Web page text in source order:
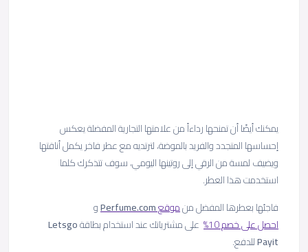
يمكنك أيضًا أن تمنحها رداءاً من علامتها التجارية المفضلة يعكس
إحساسها المتجدد والفريد بالموضة، لترتديه مع عطر فاخر يكمل أناقتها
ويضيف لمسة من الرقي إلى روتينها اليومي، سوف تتذكرك كلما
استخدمت هذا العطر.
فاجئها بعطرها المفضل منموقع Perfume.com
و
احصل على خصم 10%
على مشترياتك عند استخدام بطاقةLetsgo
Payitللدفع.